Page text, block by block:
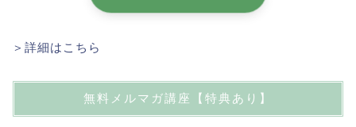
＞詳細はこちら
無料メルマガ講座【特典あり】